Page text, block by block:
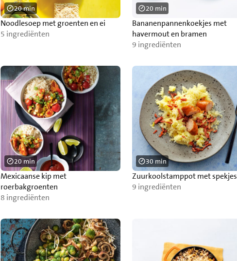
Noodlesoep met groenten en ei
5 ingrediënten
20 min
Bananenpannenkoekjes met
havermout en bramen
9 ingrediënten
20 min
Mexicaanse kip met
roerbakgroenten
8 ingrediënten
20 min
Zuurkoolstamppot met spekjes
9 ingrediënten
30 min